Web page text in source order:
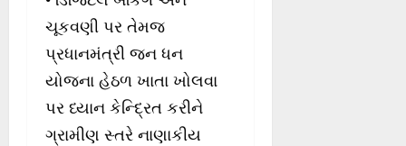
ચૂકવણી પર તેમજ
પ્રધાનમંત્રી જન ધન
યોજના હેઠળ ખાતા ખોલવા
પર ધ્યાન કેન્દ્રિત કરીને
ગ્રામીણ સ્તરે નાણાકીય